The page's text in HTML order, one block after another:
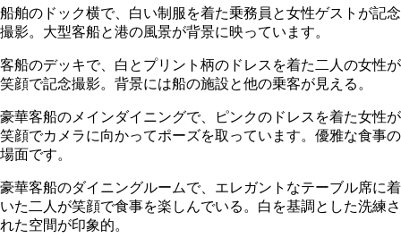
船舶のドック横で、白い制服を着た乗務員と女性ゲストが記念
撮影。大型客船と港の風景が背景に映っています。
客船のデッキで、白とプリント柄のドレスを着た二人の女性が
笑顔で記念撮影。背景には船の施設と他の乗客が見える。
豪華客船のメインダイニングで、ピンクのドレスを着た女性が
笑顔でカメラに向かってポーズを取っています。優雅な食事の
場面です。
豪華客船のダイニングルームで、エレガントなテーブル席に着
いた二人が笑顔で食事を楽しんでいる。白を基調とした洗練さ
れた空間が印象的。